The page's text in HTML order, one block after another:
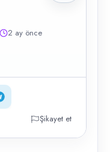
2 ay önce
Şikayet et